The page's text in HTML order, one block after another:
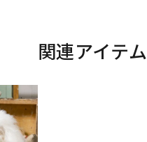
関連アイテム